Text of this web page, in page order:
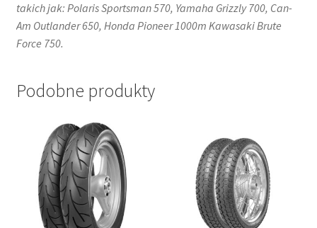
takich jak:​ Polaris Sportsman 570​, Yamaha Grizzly 700, Can-
Am Outlander 650​, Honda Pioneer 1000​m Kawasaki Brute
Force 750.
Podobne produkty